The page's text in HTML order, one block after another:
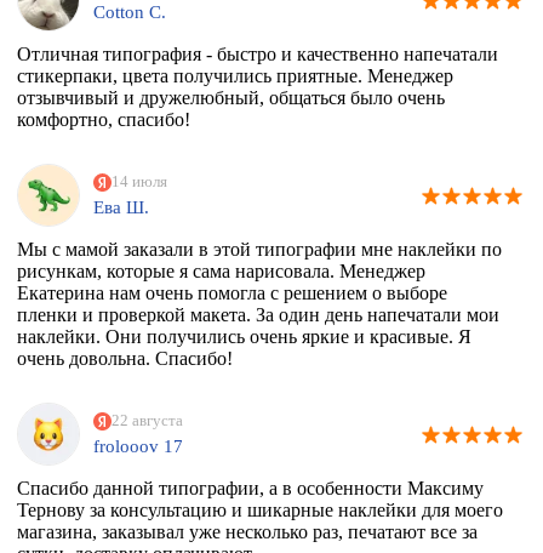
Cotton C.
Отличная типография - быстро и качественно напечатали
стикерпаки, цвета получились приятные. Менеджер
отзывчивый и дружелюбный, общаться было очень
комфортно, спасибо!
14 июля
Ева Ш.
Мы с мамой заказали в этой типографии мне наклейки по
рисункам, которые я сама нарисовала. Менеджер
Екатерина нам очень помогла с решением о выборе
пленки и проверкой макета. За один день напечатали мои
наклейки. Они получились очень яркие и красивые. Я
очень довольна. Спасибо!
22 августа
frolooov 17
Спасибо данной типографии, а в особенности Максиму
Тернову за консультацию и шикарные наклейки для моего
магазина, заказывал уже несколько раз, печатают все за